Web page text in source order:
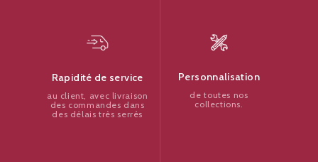
Rapidité de service
au client, avec livraison
des commandes dans
des délais très serrés
Personnalisation
de toutes nos
collections.